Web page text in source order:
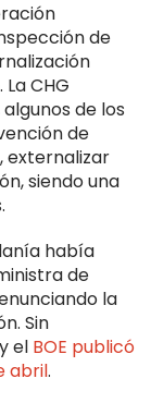
de
CHG
de los
de
externalizar
siendo una
había
de
la
Sin
el BOE publicó
abril.